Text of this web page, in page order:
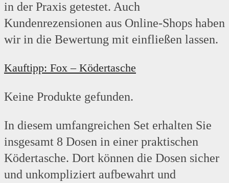
in der Praxis getestet. Auch
Kundenrezensionen aus Online-Shops haben
wir in die Bewertung mit einfließen lassen.
Kauftipp: Fox – Ködertasche
Keine Produkte gefunden.
In diesem umfangreichen Set erhalten Sie
insgesamt 8 Dosen in einer praktischen
Ködertasche. Dort können die Dosen sicher
und unkompliziert aufbewahrt und